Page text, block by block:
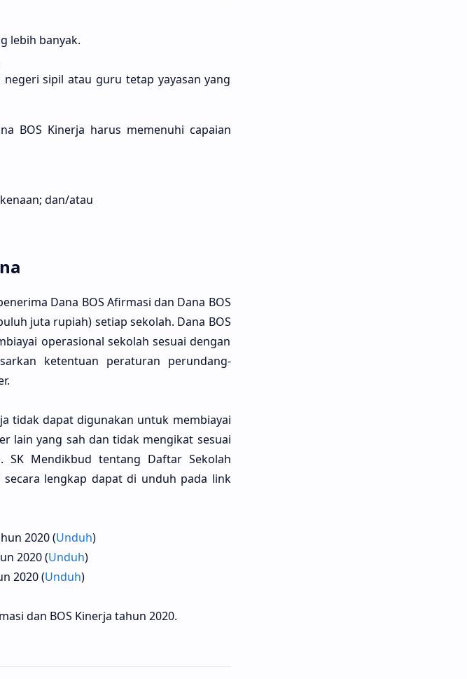
lebih banyak.
sipil atau guru tetap yayasan yang
BOS Kinerja harus memenuhi capaian
dan/atau
Dana BOS Afirmasi dan Dana BOS
juta rupiah) setiap sekolah. Dana BOS
operasional sekolah sesuai dengan
ketentuan peraturan perundang-
tidak dapat digunakan untuk membiayai
lain yang sah dan tidak mengikat sesuai
SK Mendikbud tentang Daftar Sekolah
secara lengkap dapat di unduh pada link
2020 (Unduh)
2020 (Unduh)
2020 (Unduh)
dan BOS Kinerja tahun 2020.